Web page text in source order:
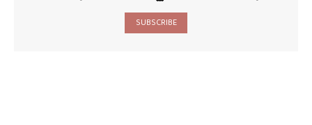
SUBSCRIBE